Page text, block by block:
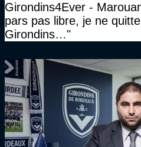
Girondins4Ever -
pars pas libre, je ne
Girondins…"